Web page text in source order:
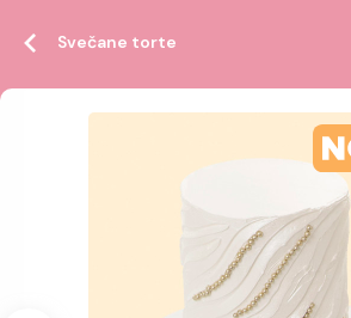
Svečane torte